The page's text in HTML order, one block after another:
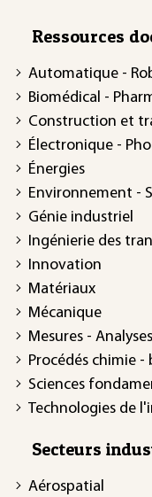
Ressources
Automatique -
Biomédical -
Construction et
Électronique -
Énergies
Environnement -
Génie industriel
Ingénierie des
Innovation
Matériaux
Mécanique
Mesures - Analyses
Procédés chimie -
Sciences
Technologies de
Secteurs
Aérospatial